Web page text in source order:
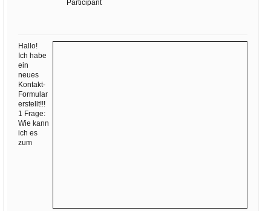
Participant
Hallo!
Ich habe
ein
neues
Kontakt-
Formular
erstellt!!!
1 Frage:
Wie kann
ich es
zum
E-Mail
E-Mail bestätigen